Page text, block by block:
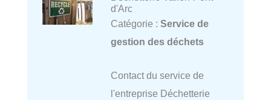
d'Arc
Catégorie : Service de
gestion des déchets
Contact du service de
l'entreprise Déchetterie